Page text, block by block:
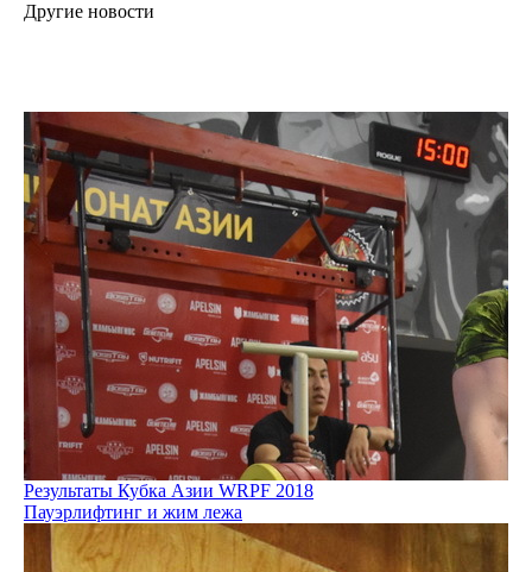
Другие новости
Результаты Кубка Азии WRPF 2018
Пауэрлифтинг и жим лежа